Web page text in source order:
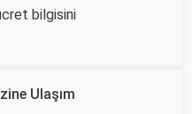
bilgisini
Ulaşım